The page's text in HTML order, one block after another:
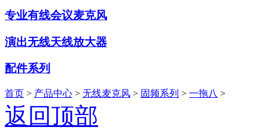
专业有线会议麦克风
演出无线天线放大器
配件系列
首页 > 产品中心 > 无线麦克风 > 固频系列 > 一拖八 >
返回顶部